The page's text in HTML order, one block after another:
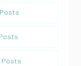
Posts